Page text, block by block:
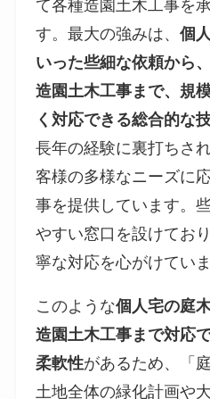
て各種造園土木工事を
す。最大の強みは、個
いった些細な依頼から
造園土木工事まで、規
く対応できる総合的な
長年の経験に裏打ちさ
客様の多様なニーズに
事を提供しています。
やすい窓口を設けてお
寧な対応を心がけていま
このような個人宅の庭
造園土木工事まで対応
柔軟性があるため、「
土地全体の緑化計画や